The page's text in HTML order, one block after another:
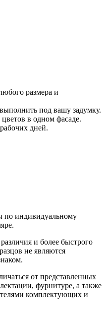
размера и
под вашу задумку.
в одном фасаде.
дней.
по индивидуальному
и более быстрого
не являются
от представленных
фурнитуре, а также
комплектующих и